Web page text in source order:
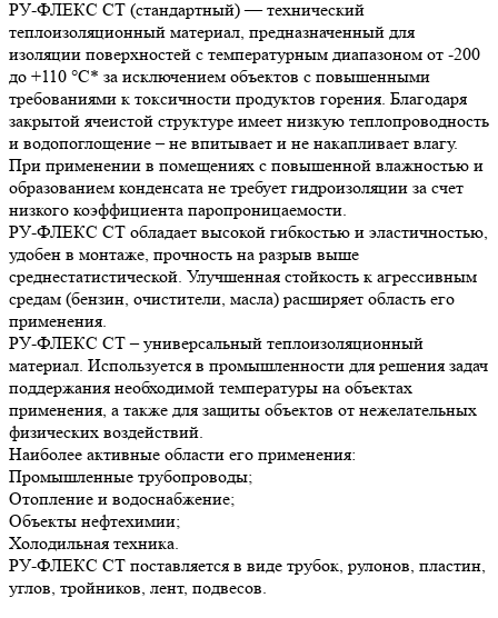
РУ-ФЛЕКС СТ (стандартный) — технический
теплоизоляционный материал, предназначенный для
изоляции поверхностей с температурным диапазоном от -200
до +110 °С* за исключением объектов с повышенными
требованиями к токсичности продуктов горения. Благодаря
закрытой ячеистой структуре имеет низкую теплопроводность
и водопоглощение – не впитывает и не накапливает влагу.
При применении в помещениях с повышенной влажностью и
образованием конденсата не требует гидроизоляции за счет
низкого коэффициента паропроницаемости.
РУ-ФЛЕКС СТ обладает высокой гибкостью и эластичностью,
удобен в монтаже, прочность на разрыв выше
среднестатистической. Улучшенная стойкость к агрессивным
средам (бензин, очистители, масла) расширяет область его
применения.
РУ-ФЛЕКС СТ – универсальный теплоизоляционный
материал. Используется в промышленности для решения задач
поддержания необходимой температуры на объектах
применения, а также для защиты объектов от нежелательных
физических воздействий.
Наиболее активные области его применения:
Промышленные трубопроводы;
Отопление и водоснабжение;
Объекты нефтехимии;
Холодильная техника.
РУ-ФЛЕКС СТ поставляется в виде трубок, рулонов, пластин,
углов, тройников, лент, подвесов.